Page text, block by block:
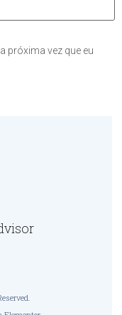
próxima vez que eu